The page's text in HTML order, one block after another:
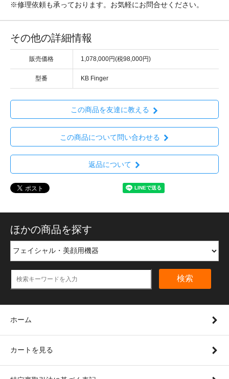
※修理依頼も承っております。お気軽にお問合せください。
その他の詳細情報
販売価格 1,078,000円(税98,000円)
型番 KB Finger
この商品を友達に教える
この商品について問い合わせる
返品について
ほかの商品を探す
検索
ホーム
カートを見る